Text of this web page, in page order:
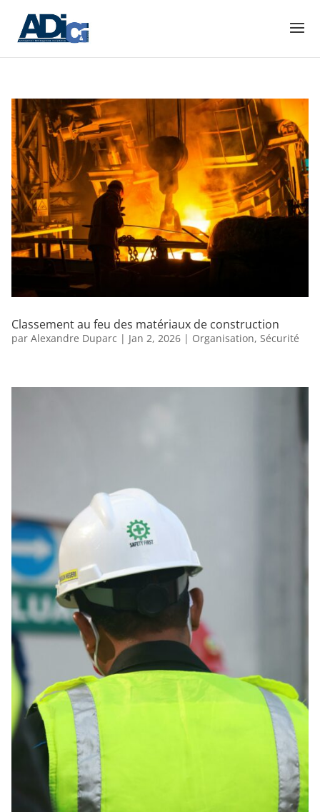
Classement au feu des matériaux de construction
par Alexandre Duparc | Jan 2, 2026| Organisation, Sécurité